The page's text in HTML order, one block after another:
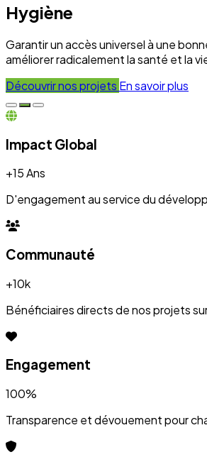
+10k
Bénéficiaires directs de nos projets
Engagement
Transparence et dévouement pour
Expertise
Experts mobilisés pour le
Nos Réalisations
Projets qui transforment